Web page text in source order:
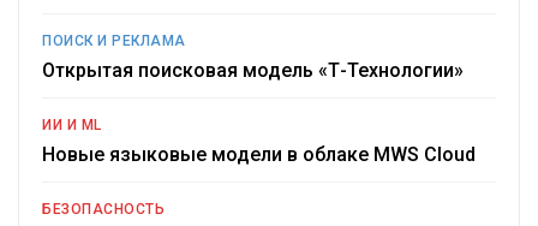
ПОИСК И РЕКЛАМА
Открытая поисковая модель «Т-Технологии»
ИИ И ML
Новые языковые модели в облаке MWS Cloud
БЕЗОПАСНОСТЬ